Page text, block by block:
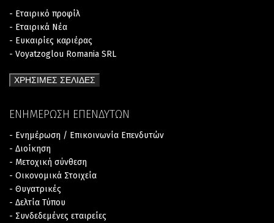
- Εταιρικό προφίλ
- Εταιρικά Νέα
- Ευκαιρίες καριέρας
- Voyatzoglou Romania SRL
ΧΡΗΣΙΜΕΣ ΣΕΛΙΔΕΣ
ΕΝΗΜΕΡΩΣΗ ΕΠΕΝΔΥΤΩΝ
- Ενημέρωση / Επικοινωνία Επενδυτών
- Διοίκηση
- Μετοχική σύνθεση
- Οικονομικά Στοιχεία
- Θυγατρικές
- Δελτία Τύπου
- Συνδεδεμένες εταιρείες